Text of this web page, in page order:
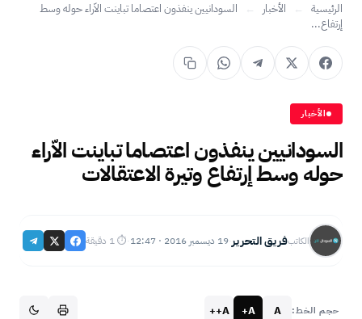
الرئيسية ← الأخبار ←
‎السودانيين ينفذون اعتصاما تباينت الاّراء حوله وسط
إرتفاع...
الأخبار
‎السودانيين ينفذون اعتصاما تباينت الاّراء
حوله وسط إرتفاع وتيرة الاعتقالات
الكاتبفريق التحرير·19 ديسمبر 2016 · 12:47 ·⏱ 1 دقيقة
حجم الخط: A
A+
A++